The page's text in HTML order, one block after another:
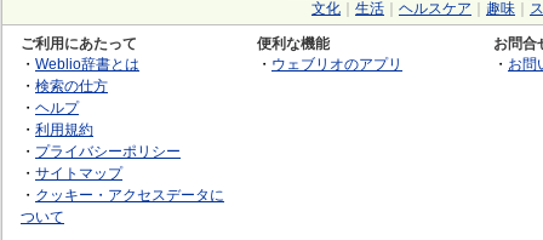
文化
生活 ヘルスケア 趣味
ご利用にあたって
・ Weblio辞書とは
・ 検索の仕方
・ ヘルプ
・ 利用規約
・ プライバシーポリシー
・ サイトマップ
・ クッキー・アクセスデータに
ついて
便利な機能
・ ウェブリオのアプリ
お問合
・ お問